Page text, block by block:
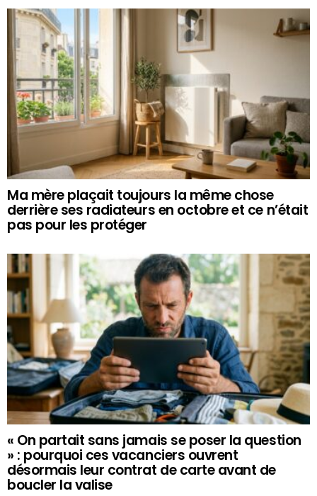
Ma mère plaçait toujours la même chose
derrière ses radiateurs en octobre et ce n’était
pas pour les protéger
« On partait sans jamais se poser la question
» : pourquoi ces vacanciers ouvrent
désormais leur contrat de carte avant de
boucler la valise